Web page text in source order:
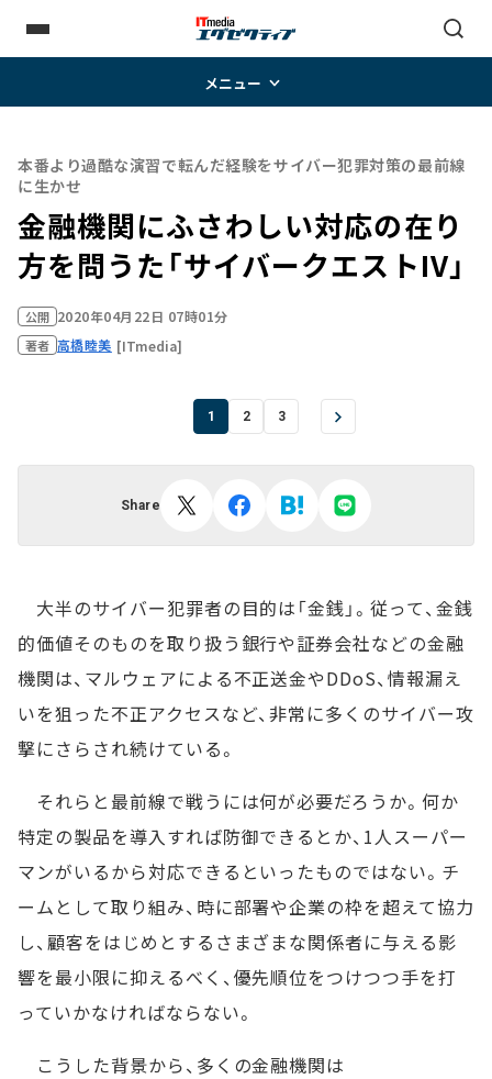
メニュー
本番より過酷な演習で転んだ経験をサイバー犯罪対策の最前線
に生かせ
金融機関にふさわしい対応の在り
方を問うた「サイバークエストIV」
公開 2020年04月22日 07時01分
著者 高橋睦美 [ITmedia]
1 2 3
Share
大半のサイバー犯罪者の目的は「金銭」。従って、金銭
的価値そのものを取り扱う銀行や証券会社などの金融
機関は、マルウェアによる不正送金やDDoS、情報漏え
いを狙った不正アクセスなど、非常に多くのサイバー攻
撃にさらされ続けている。
それらと最前線で戦うには何が必要だろうか。何か
特定の製品を導入すれば防御できるとか、1人スーパー
マンがいるから対応できるといったものではない。チ
ームとして取り組み、時に部署や企業の枠を超えて協力
し、顧客をはじめとするさまざまな関係者に与える影
響を最小限に抑えるべく、優先順位をつけつつ手を打
っていかなければならない。
こうした背景から、多くの金融機関は